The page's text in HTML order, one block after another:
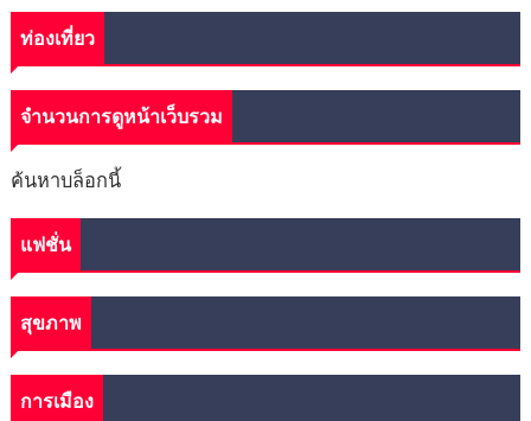
ท่องเที่ยว
จำนวนการดูหน้าเว็บรวม
ค้นหาบล็อกนี้
แฟชั่น
สุขภาพ
การเมือง